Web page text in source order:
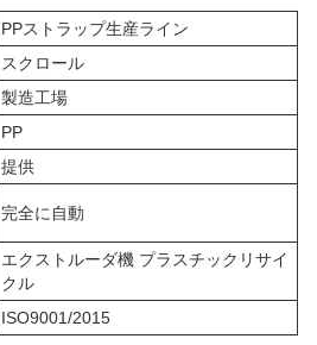
PPストラップ生産ライン
スクロール
製造工場
PP
提供
完全に自動
エクストルーダ機 プラスチックリサイ
クル
ISO9001/2015